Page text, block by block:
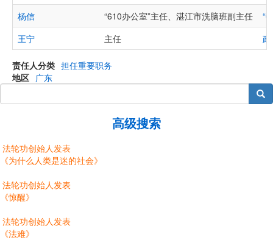
杨信
“610办公室”主任、湛江市洗脑班副主任
王宁
主任
责任人分类 担任重要职务
地区 广东
搜索
高级搜索
法轮功创始人发表
《为什么人类是迷的社会》
法轮功创始人发表
《惊醒》
法轮功创始人发表
《法难》